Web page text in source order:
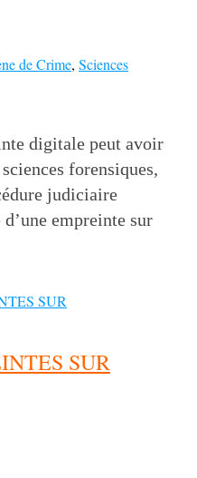
de Crime, Sciences
digitale peut avoir
forensiques,
judiciaire
empreinte sur
SUR